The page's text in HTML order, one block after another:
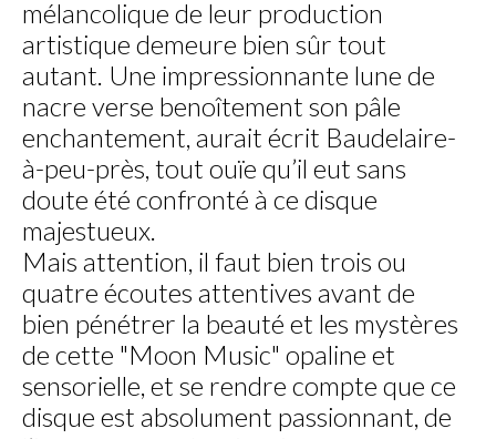
mélancolique de leur production
artistique demeure bien sûr tout
autant. Une impressionnante lune de
nacre verse benoîtement son pâle
enchantement, aurait écrit Baudelaire-
à-peu-près, tout ouïe qu’il eut sans
doute été confronté à ce disque
majestueux.
Mais attention, il faut bien trois ou
quatre écoutes attentives avant de
bien pénétrer la beauté et les mystères
de cette "Moon Music" opaline et
sensorielle, et se rendre compte que ce
disque est absolument passionnant, de